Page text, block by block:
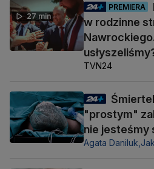
27 min
PREMIERA
w rodzinne
TVN24
"prostym"
nie jesteśmy
Agata Daniluk,